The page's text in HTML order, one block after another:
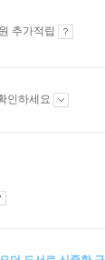
추가적립
인하세요